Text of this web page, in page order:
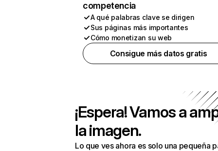
competencia
A qué palabras clave se dirigen
Sus páginas más importantes
Cómo monetizan su web
Consigue más datos gratis
¡Espera! Vamos a
la imagen.
Lo que ves ahora es solo una pequeña